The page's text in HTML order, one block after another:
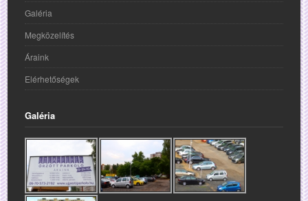
Galéria
Megközelítés
Áraink
Elérhetőségek
Galéria